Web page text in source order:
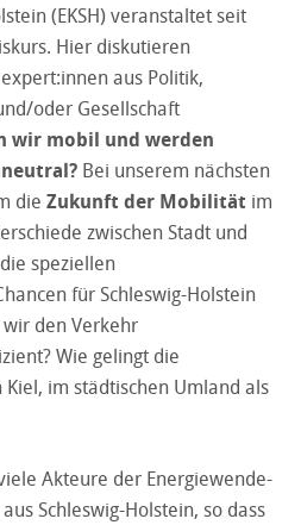
(EKSH) veranstaltet seit
Hier diskutieren
aus Politik,
oder Gesellschaft
wir mobil und werden
Bei unserem nächsten
die Zukunft der Mobilität im
zwischen Stadt und
speziellen
für Schleswig-Holstein
den Verkehr
Wie gelingt die
im städtischen Umland als
Akteure der Energiewende-
Schleswig-Holstein, so dass